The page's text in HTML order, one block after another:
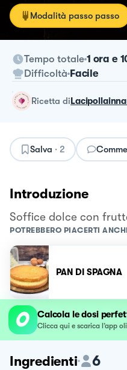
Modalità passo passo
Tempo totale 1 ora e
Difficoltà Facile
ricetta di
Salva · 2
Introduzione
Soffice dolce con
POTREBBERO PIACERTI
PAN DI SPAGNA
Calcola le dosi
Clicca qui e scarica l’app
Ingredienti 6